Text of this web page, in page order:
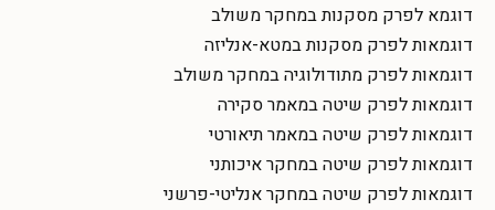
דוגמא לפרק מסקנות במחקר משולב
דוגמאות לפרק מסקנות במטא-אנליזה
דוגמאות לפרק מתודולוגיה במחקר משולב
דוגמאות לפרק שיטה במאמר סקירה
דוגמאות לפרק שיטה במאמר תיאורטי
דוגמאות לפרק שיטה במחקר איכותני
דוגמאות לפרק שיטה במחקר אנליטי-פרשני